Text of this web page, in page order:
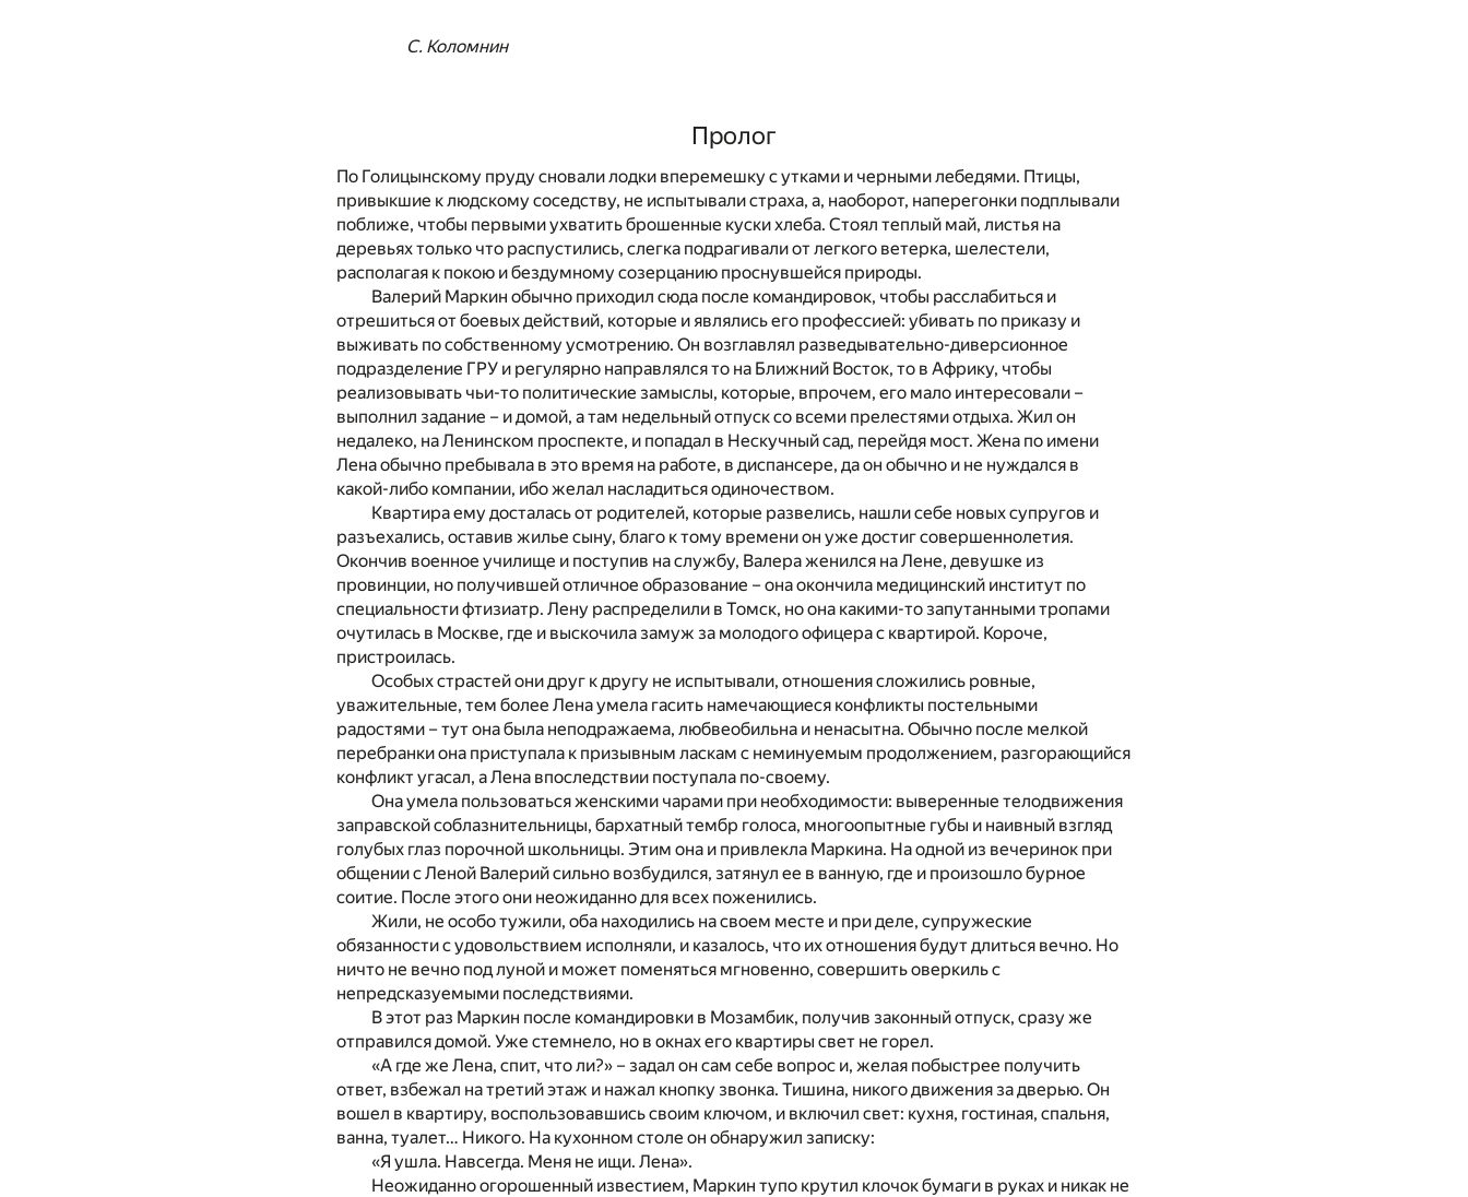
С. Коломнин
Пролог
По Голицынскому пруду сновали лодки вперемешку с утками и черными лебедями. Птицы,
привыкшие к людскому соседству, не испытывали страха, а, наоборот, наперегонки подплывали
поближе, чтобы первыми ухватить брошенные куски хлеба. Стоял теплый май, листья на
деревьях только что распустились, слегка подрагивали от легкого ветерка, шелестели,
располагая к покою и бездумному созерцанию проснувшейся природы.
Валерий Маркин обычно приходил сюда после командировок, чтобы расслабиться и
отрешиться от боевых действий, которые и являлись его профессией: убивать по приказу и
выживать по собственному усмотрению. Он возглавлял разведывательно-диверсионное
подразделение ГРУ и регулярно направлялся то на Ближний Восток, то в Африку, чтобы
реализовывать чьи-то политические замыслы, которые, впрочем, его мало интересовали –
выполнил задание – и домой, а там недельный отпуск со всеми прелестями отдыха. Жил он
недалеко, на Ленинском проспекте, и попадал в Нескучный сад, перейдя мост. Жена по имени
Лена обычно пребывала в это время на работе, в диспансере, да он обычно и не нуждался в
какой-либо компании, ибо желал насладиться одиночеством.
Квартира ему досталась от родителей, которые развелись, нашли себе новых супругов и
разъехались, оставив жилье сыну, благо к тому времени он уже достиг совершеннолетия.
Окончив военное училище и поступив на службу, Валера женился на Лене, девушке из
провинции, но получившей отличное образование – она окончила медицинский институт по
специальности фтизиатр. Лену распределили в Томск, но она какими-то запутанными тропами
очутилась в Москве, где и выскочила замуж за молодого офицера с квартирой. Короче,
пристроилась.
Особых страстей они друг к другу не испытывали, отношения сложились ровные,
уважительные, тем более Лена умела гасить намечающиеся конфликты постельными
радостями – тут она была неподражаема, любвеобильна и ненасытна. Обычно после мелкой
перебранки она приступала к призывным ласкам с неминуемым продолжением, разгорающийся
конфликт угасал, а Лена впоследствии поступала по-своему.
Она умела пользоваться женскими чарами при необходимости: выверенные телодвижения
заправской соблазнительницы, бархатный тембр голоса, многоопытные губы и наивный взгляд
голубых глаз порочной школьницы. Этим она и привлекла Маркина. На одной из вечеринок при
общении с Леной Валерий сильно возбудился, затянул ее в ванную, где и произошло бурное
соитие. После этого они неожиданно для всех поженились.
Жили, не особо тужили, оба находились на своем месте и при деле, супружеские
обязанности с удовольствием исполняли, и казалось, что их отношения будут длиться вечно. Но
ничто не вечно под луной и может поменяться мгновенно, совершить оверкиль с
непредсказуемыми последствиями.
В этот раз Маркин после командировки в Мозамбик, получив законный отпуск, сразу же
отправился домой. Уже стемнело, но в окнах его квартиры свет не горел.
«А где же Лена, спит, что ли?» – задал он сам себе вопрос и, желая побыстрее получить
ответ, взбежал на третий этаж и нажал кнопку звонка. Тишина, никого движения за дверью. Он
вошел в квартиру, воспользовавшись своим ключом, и включил свет: кухня, гостиная, спальня,
ванна, туалет… Никого. На кухонном столе он обнаружил записку:
«Я ушла. Навсегда. Меня не ищи. Лена».
Неожиданно огорошенный известием, Маркин тупо крутил клочок бумаги в руках и никак не